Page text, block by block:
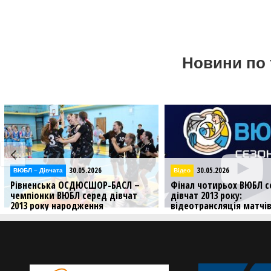
Новини по
Відео 30.05.2026
Фінал чотирьох ВЮБЛ серед
дівчат 2013 року:
відеотрансляція матчів 30
ВЮБЛ – Дiвчата 29.05.2026
В Нововолинську
Фінал чотирьох ВЮБЛ
дівчат 2013 року:
Дивіться фото першого